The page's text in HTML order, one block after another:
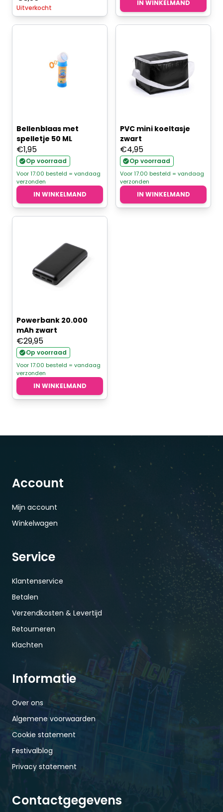
Uitverkocht
IN WINKELMAND
Bellenblaas met
spelletje 50 ML
€1,95
Op voorraad
Voor 17.00 besteld = vandaag
verzonden
IN WINKELMAND
PVC mini koeltasje
zwart
€4,95
Op voorraad
Voor 17.00 besteld = vandaag
verzonden
IN WINKELMAND
Powerbank 20.000
mAh zwart
€29,95
Op voorraad
Voor 17.00 besteld = vandaag
verzonden
IN WINKELMAND
Account
Mijn account
Winkelwagen
Service
Klantenservice
Betalen
Verzendkosten & Levertijd
Retourneren
Klachten
Informatie
Over ons
Algemene voorwaarden
Cookie statement
Festivalblog
Privacy statement
Contactgegevens